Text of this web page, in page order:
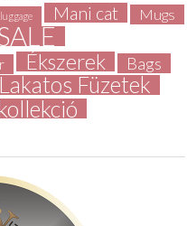
luggage Mani cat Mugs
Ékszerek Bags
Füzetek